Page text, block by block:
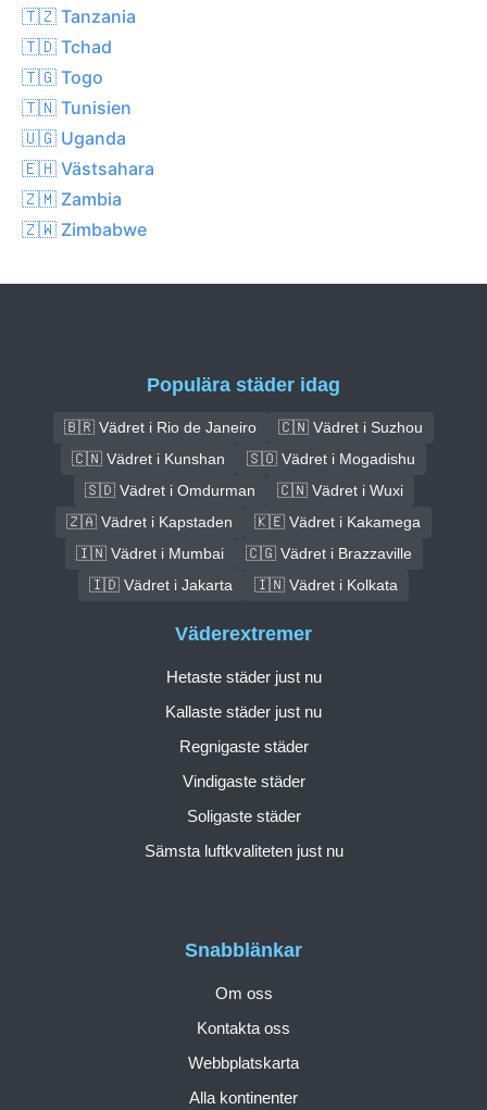
🇹🇿 Tanzania
🇹🇩 Tchad
🇹🇬 Togo
🇹🇳 Tunisien
🇺🇬 Uganda
🇪🇭 Västsahara
🇿🇲 Zambia
🇿🇼 Zimbabwe
Populära städer idag
🇧🇷 Vädret i Rio de Janeiro
🇨🇳 Vädret i Suzhou
🇨🇳 Vädret i Kunshan
🇸🇴 Vädret i Mogadishu
🇸🇩 Vädret i Omdurman
🇨🇳 Vädret i Wuxi
🇿🇦 Vädret i Kapstaden
🇰🇪 Vädret i Kakamega
🇮🇳 Vädret i Mumbai
🇨🇬 Vädret i Brazzaville
🇮🇩 Vädret i Jakarta
🇮🇳 Vädret i Kolkata
Snabblänkar
Om oss
Kontakta oss
Webbplatskarta
Alla kontinenter
Väderextremer
Hetaste städer just nu
Kallaste städer just nu
Regnigaste städer
Vindigaste städer
Soligaste städer
Sämsta luftkvaliteten just nu